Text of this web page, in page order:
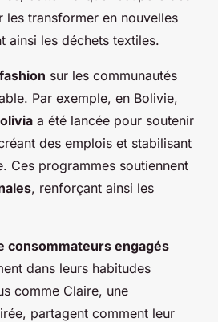
les transformer en nouvelles
ainsi les déchets textiles.
sur les communautés
Par exemple, en Bolivie,
a été lancée pour soutenir
des emplois et stabilisant
Ces programmes soutiennent
, renforçant ainsi les
consommateurs engagés
dans leurs habitudes
comme Claire, une
partagent comment leur